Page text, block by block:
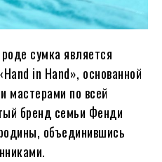
сумка является
in Hand», основанной
мастерами по всей
бренд семьи Фенди
объединившись